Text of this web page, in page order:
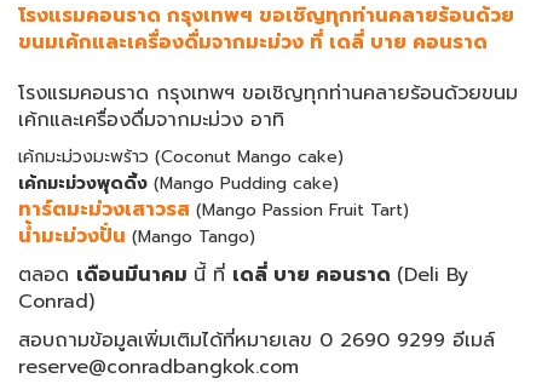
โรงแรมคอนราด กรุงเทพฯ ขอเชิญทุกท่านคลายร้อนด้วย
ขนมเค้กและเครื่องดื่มจากมะม่วง ที่ เดลี่ บาย คอนราด
โรงแรมคอนราด กรุงเทพฯ ขอเชิญทุกท่านคลายร้อนด้วยขนม
เค้กและเครื่องดื่มจากมะม่วง อาทิ
เค้กมะม่วงมะพร้าว (Coconut Mango cake)
เค้กมะม่วงพุดดิ้ง (Mango Pudding cake)
ทาร์ตมะม่วงเสาวรส (Mango Passion Fruit Tart)
น้ำมะม่วงปั่น (Mango Tango)
ตลอด เดือนมีนาคม นี้ ที่ เดลี่ บาย คอนราด (Deli By
Conrad)
สอบถามข้อมูลเพิ่มเติมได้ที่หมายเลข 0 2690 9299 อีเมล์
reserve@conradbangkok.com